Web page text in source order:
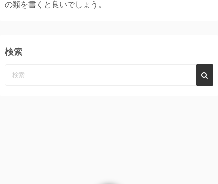
の類を書くと良いでしょう。
検索